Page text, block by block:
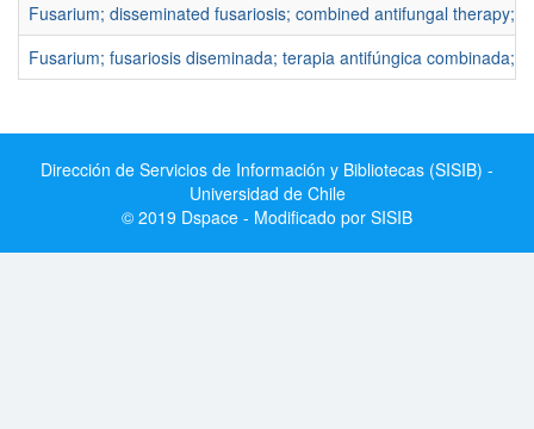
Fusarium; disseminated fusariosis; combined antifungal therapy;
Fusarium; fusariosis diseminada; terapia antifúngica combinada;
Dirección de Servicios de Información y Bibliotecas (SISIB) -
Universidad de Chile
© 2019 Dspace - Modificado por SISIB